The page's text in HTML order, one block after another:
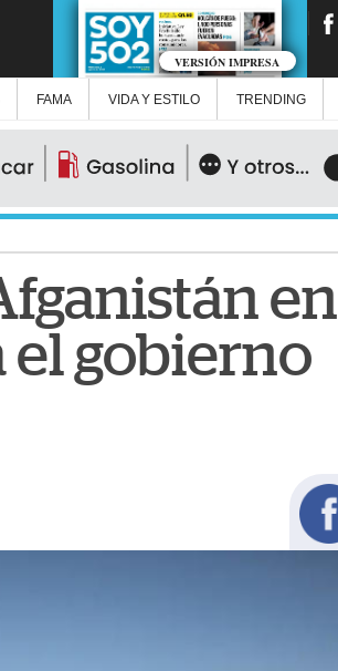
VERSIÓN IMPRESA
FAMA VIDA Y ESTILO TRENDING
en
el gobierno